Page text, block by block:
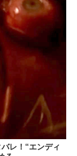
レ！“エンディ